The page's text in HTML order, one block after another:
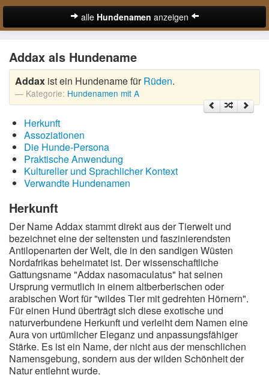
alle Hundenamen anzeigen
Hundenamen für Rüden
Hundenamen für Hündinnen
Beliebteste Hundenamen
Coole Hundenamen
Englische Hundenamen
Lustige Hundenamen
Süße Hundenamen
Hundenamen von A-Z:
A
B C D E F G H
J
K L M N O P Q
R
S
T U V W X Y Z
Addax als Hundename
Addax ist ein Hundename fürRüden.
Kategorie: Hundenamen mit A
Herkunft
Assoziationen
Die Hunde-Persona
Praktische Anwendung
Kultureller und Sprachlicher Kontext
Verwandte Hundenamen
Herkunft
Der Name Addax stammt direkt aus der Tierwelt und
bezeichnet eine der seltensten und faszinierendsten
Antilopenarten der Welt, die in den sandigen Wüsten
Nordafrikas beheimatet ist. Der wissenschaftliche
Gattungsname "Addax nasomaculatus" hat seinen
Ursprung vermutlich in einem altberberischen oder
arabischen Wort für "wildes Tier mit gedrehten Hörnern".
Für einen Hund überträgt sich diese exotische und
naturverbundene Herkunft und verleiht dem Namen eine
Aura von urtümlicher Eleganz und anpassungsfähiger
Stärke. Es ist ein Name, der nicht aus der menschlichen
Namensgebung, sondern aus der wilden Schönheit der
Natur entlehnt wurde.